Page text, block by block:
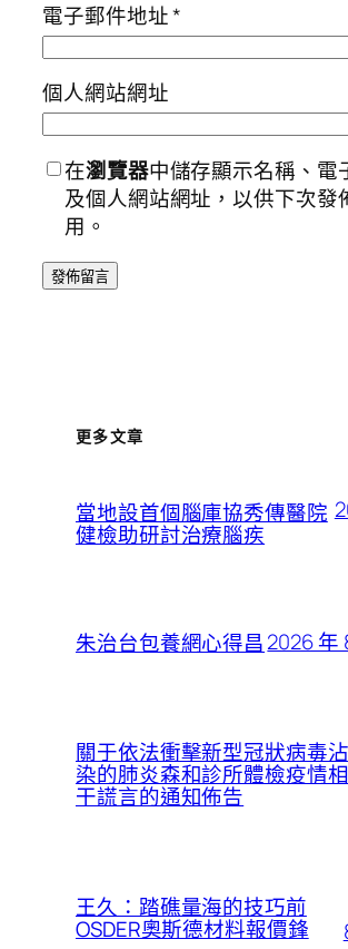
電子郵件地址*
個人網站網址
在瀏覽器中儲存顯示名稱、電
及個人網站網址，以供下次發
用。
更多文章
當地設首個腦庫協秀傳醫院
健檢助研討治療腦疾
朱治台包養網心得昌2026 年
關于依法衝擊新型冠狀病毒沾
染的肺炎森和診所體檢疫情相
干謊言的通知佈告
王久：踏礁量海的技巧前
OSDER奧斯德材料報價鋒